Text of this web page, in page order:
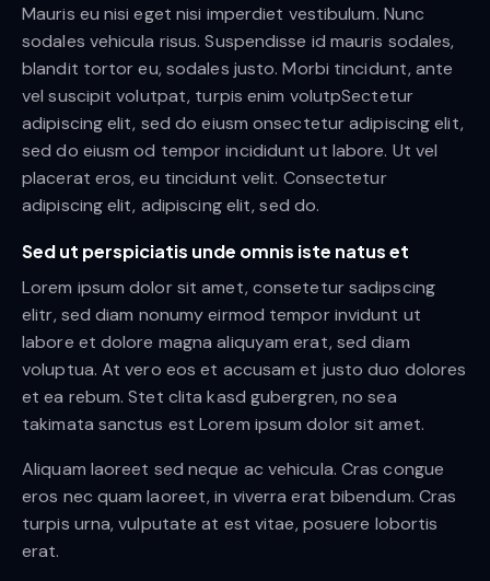
Mauris eu nisi eget nisi imperdiet vestibulum. Nunc
sodales vehicula risus. Suspendisse id mauris sodales,
blandit tortor eu, sodales justo. Morbi tincidunt, ante
vel suscipit volutpat, turpis enim volutpSectetur
adipiscing elit, sed do eiusm onsectetur adipiscing elit,
sed do eiusm od tempor incididunt ut labore. Ut vel
placerat eros, eu tincidunt velit. Consectetur
adipiscing elit, adipiscing elit, sed do.
Sed ut perspiciatis unde omnis iste natus et
Lorem ipsum dolor sit amet, consetetur sadipscing
elitr, sed diam nonumy eirmod tempor invidunt ut
labore et dolore magna aliquyam erat, sed diam
voluptua. At vero eos et accusam et justo duo dolores
et ea rebum. Stet clita kasd gubergren, no sea
takimata sanctus est Lorem ipsum dolor sit amet.
Aliquam laoreet sed neque ac vehicula. Cras congue
eros nec quam laoreet, in viverra erat bibendum. Cras
turpis urna, vulputate at est vitae, posuere lobortis
erat.